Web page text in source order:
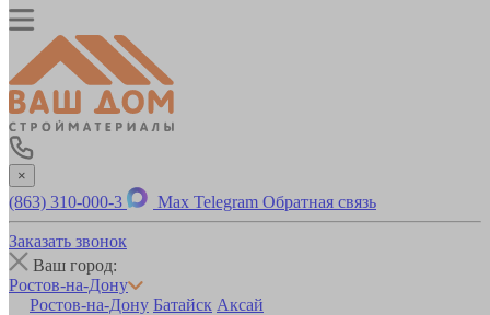
×
(863) 310-000-3 Max Telegram Обратная связь
Заказать звонок
Ваш город:
Ростов-на-Дону
Ростов-на-Дону Батайск Аксай